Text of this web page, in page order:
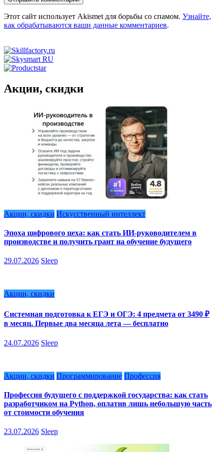
Этот сайт использует Akismet для борьбы со спамом. Узнайте,
как обрабатываются ваши данные комментариев.
Акции, скидки
Акции, скидки Искусственный интеллект
Эпоха цифрового цеха: как стать ИИ-руководителем в
производстве и получить грант на обучение будущего
29.07.2026 Sleep
Акции, скидки
Системная подготовка к ЕГЭ и ОГЭ: 4 предмета от 3490 ₽
в месяц. Первые два месяца лета — бесплатно
24.07.2026 Sleep
Акции, скидки Программирование Профессия
Профессия будущего с поддержкой государства: как стать
разработчиком на Python, оплатив лишь небольшую часть
от стоимости обучения
23.07.2026 Sleep